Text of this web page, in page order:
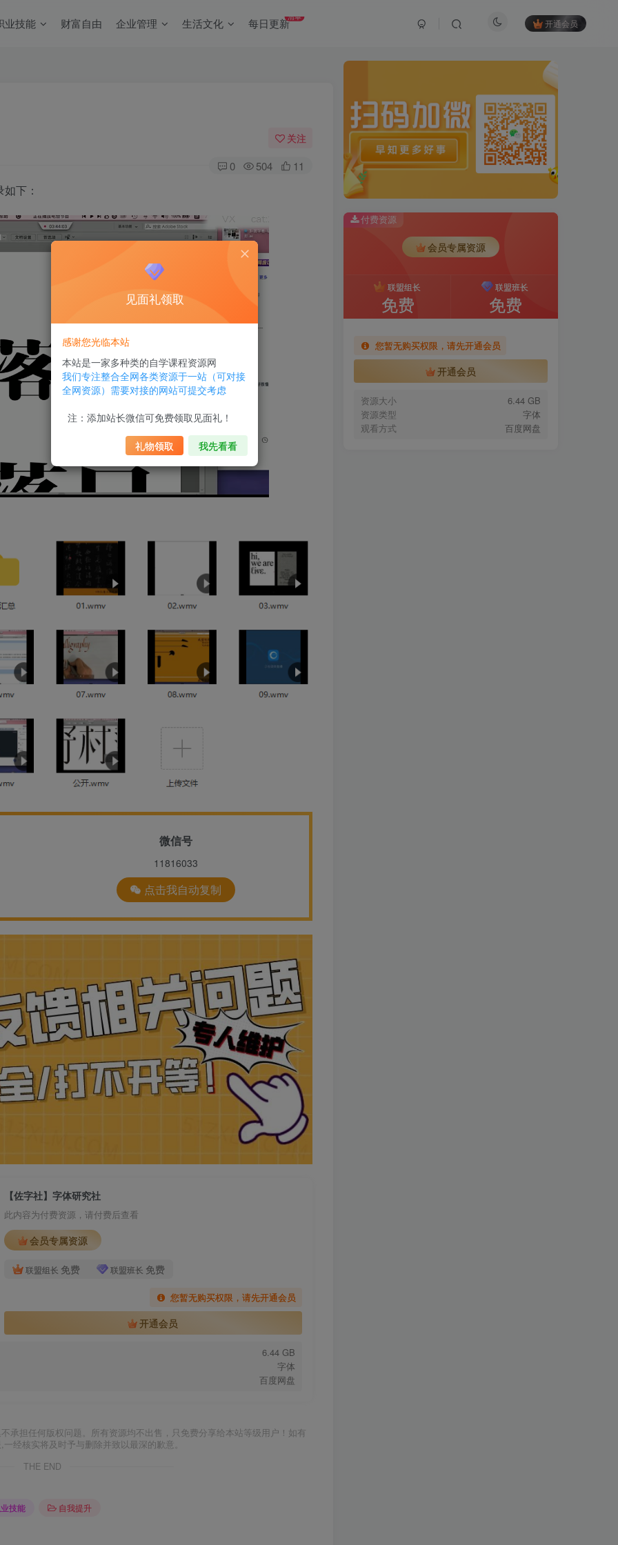
业技能 财富自由 企业管理 生活文化 每日更新清单
开通会员
关注
0 504 11
下：
微信号
11816033
点击我自动复制
【佐字社】字体研究社
此内容为付费资源，请付费后查看
会员专属资源
联盟组长 免费 联盟班长 免费
您暂无购买权限，请先开通会员
开通会员
6.44 GB
字体
百度网盘
承担任何版权问题。所有资源均不出售，只免费分享给本站等级用户！如有
经核实将及时予与删除并致以最深的歉意。
THE END
技能 自我提升
付费资源
会员专属资源
联盟组长
免费
联盟班长
免费
您暂无购买权限，请先开通会员
开通会员
资源大小
6.44 GB
资源类型
字体
观看方式
百度网盘
见面礼领取
感谢您光临本站
本站是一家多种类的自学课程资源网
我们专注整合全网各类资源于一站（可对接
全网资源）需要对接的网站可提交考虑
注：添加站长微信可免费领取见面礼！
礼物领取 我先看看